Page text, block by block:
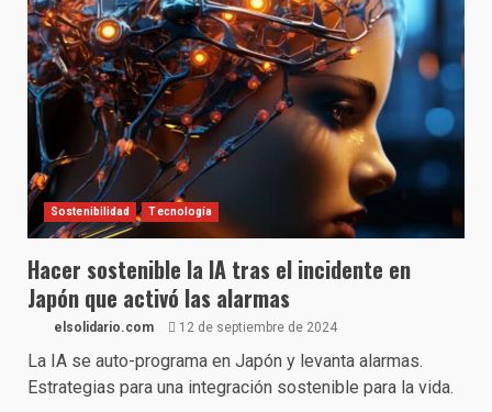
Sostenibilidad Tecnología
Hacer sostenible la IA tras el incidente en
Japón que activó las alarmas
elsolidario.com 12 de septiembre de 2024
La IA se auto-programa en Japón y levanta alarmas.
Estrategias para una integración sostenible para la vida.